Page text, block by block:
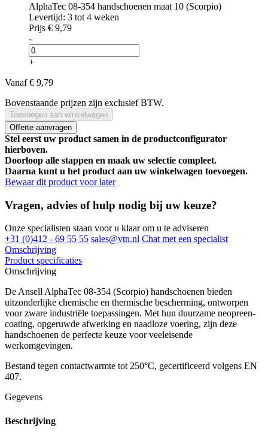
AlphaTec 08-354 handschoenen maat 10 (Scorpio)
Levertijd: 3 tot 4 weken
Prijs € 9,79
-
+
Vanaf € 9,79
Bovenstaande prijzen zijn exclusief BTW.
Toevoegen aan winkelwagen
Offerte aanvragen
Stel eerst uw product samen in de productconfigurator
hierboven.
Doorloop alle stappen en maak uw selectie compleet.
Daarna kunt u het product aan uw winkelwagen toevoegen.
Bewaar dit product voor later
Vragen, advies of hulp nodig bij uw keuze?
Onze specialisten staan voor u klaar om u te adviseren
+31 (0)412 - 69 55 55 sales@vtn.nl Chat met een specialist
Omschrijving
Product specificaties
Omschrijving
De Ansell AlphaTec 08-354 (Scorpio) handschoenen bieden
uitzonderlijke chemische en thermische bescherming, ontworpen
voor zware industriële toepassingen. Met hun duurzame neopreen-
coating, opgeruwde afwerking en naadloze voering, zijn deze
handschoenen de perfecte keuze voor veeleisende
werkomgevingen.
Bestand tegen contactwarmte tot 250°C, gecertificeerd volgens EN
407.
Gegevens
Beschrijving